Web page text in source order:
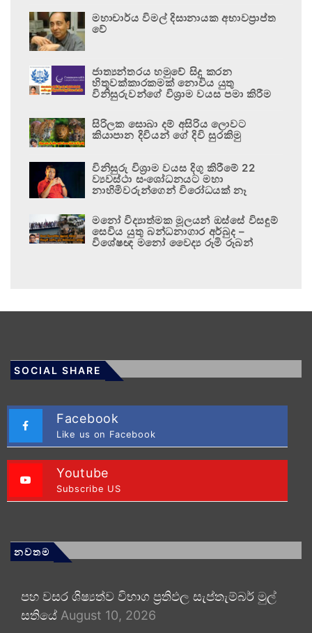
මහාචාර්ය විමල් දිසානායක අභාවප්‍රාප්ත
වේ
ජාත්‍යන්තරය හමුවේ සිදු කරන
හිතුවක්කාරකමක් නොවිය යුතු
විනිසුරුවන්ගේ විශ්‍රාම වයස පමා කිරීම
සිරිලක සොබා දම් අසිරිය ලොවට
කියාපාන දිවියන් ගේ දිවි සුරකිමු
විනිසුරු විශ්‍රාම වයස දිගු කිරීමේ 22
ව්‍යවස්ථා සංශෝධනයට මහා
නාහිමිවරුන්ගෙන් විරෝධයක් නෑ
මනෝ විද්‍යාත්මක මූලයන් ඔස්සේ විසඳුම්
සෙවිය යුතු බන්ධනාගාර අර්බුද –
විශේෂඥ මනෝ වෛද්‍ය රූමි රූබන්
SOCIAL SHARE
Facebook
Like us on Facebook
Youtube
Subscribe US
නවතම
පහ වසර ශිෂ්‍යත්ව විභාග ප්‍රතිඵල සැප්තැම්බර් මුල්
සතියේ August 10, 2026